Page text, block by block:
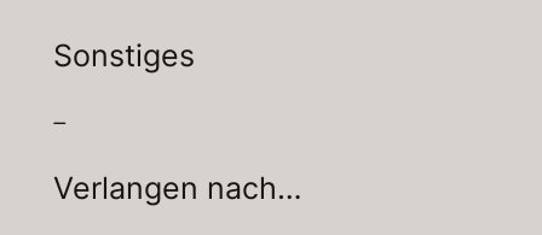
Sonstiges
–
Verlangen nach…